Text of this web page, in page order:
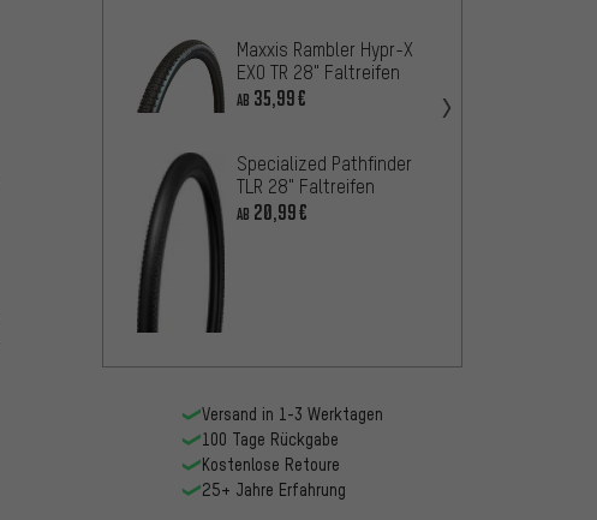
Maxxis Rambler Hypr-X
EXO TR 28" Faltreifen
AB 35,99€
Specialized Pathfinder
TLR 28" Faltreifen
AB 20,99€
Versand in 1-3 Werktagen
100 Tage Rückgabe
Kostenlose Retoure
25+ Jahre Erfahrung